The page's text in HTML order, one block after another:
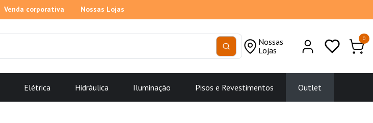
Venda corporativa Nossas Lojas
Nossas
Lojas
0
Elétrica Hidráulica Iluminação Pisos e Revestimentos Outlet